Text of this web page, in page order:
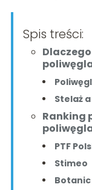
Spis treści:
Stelaż
Ranking
PTF
Stimeo
Botanic